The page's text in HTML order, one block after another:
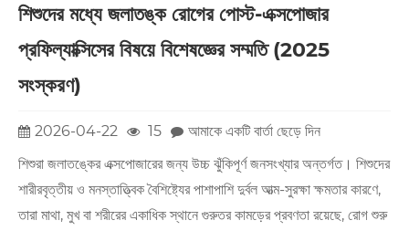
শিশুদের মধ্যে জলাতঙ্ক রোগের পোস্ট-এক্সপোজার
প্রফিল্যাক্সিসের বিষয়ে বিশেষজ্ঞের সম্মতি (2025
সংস্করণ)
2026-04-22 15
আমাকে একটি বার্তা ছেড়ে দিন
শিশুরা জলাতঙ্কের এক্সপোজারের জন্য উচ্চ ঝুঁকিপূর্ণ জনসংখ্যার অন্তর্গত। শিশুদের
শারীরবৃত্তীয় ও মনস্তাত্ত্বিক বৈশিষ্ট্যের পাশাপাশি দুর্বল আত্ম-সুরক্ষা ক্ষমতার কারণে,
তারা মাথা, মুখ বা শরীরের একাধিক স্থানে গুরুতর কামড়ের প্রবণতা রয়েছে, রোগ শুরু